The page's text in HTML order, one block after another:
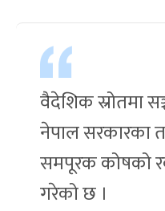
वैदेशिक स्रोतमा
नेपाल सरकारका
समपूरक कोषको
गरेको छ ।